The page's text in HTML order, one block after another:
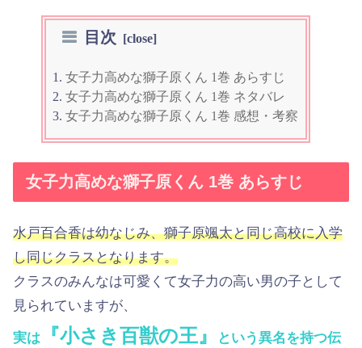
目次
女子力高めな獅子原くん 1巻 あらすじ
女子力高めな獅子原くん 1巻 ネタバレ
女子力高めな獅子原くん 1巻 感想・考察
女子力高めな獅子原くん 1巻 あらすじ
水戸百合香は幼なじみ、獅子原颯太と同じ高校に入学
し同じクラスとなります。
クラスのみんなは可愛くて女子力の高い男の子として
見られていますが、
実は 『小さき百獣の王』
という異名を持つ伝